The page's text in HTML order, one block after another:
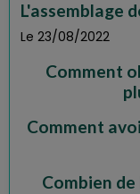
L'assemblage
Le 23/08/2022
Comment
Comment
Combien